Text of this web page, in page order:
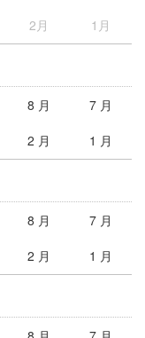
2月 1月
8 月 7 月
2 月 1 月
8 月 7 月
2 月 1 月